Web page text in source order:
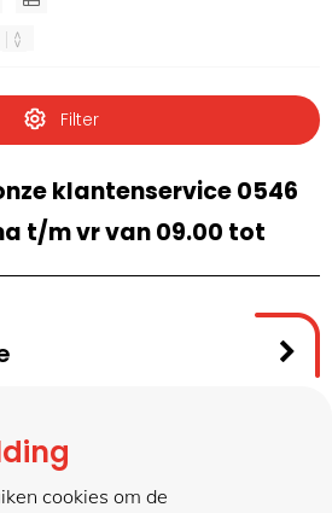
Filter
klantenservice 0546
t/m vr van 09.00 tot
cookies om de